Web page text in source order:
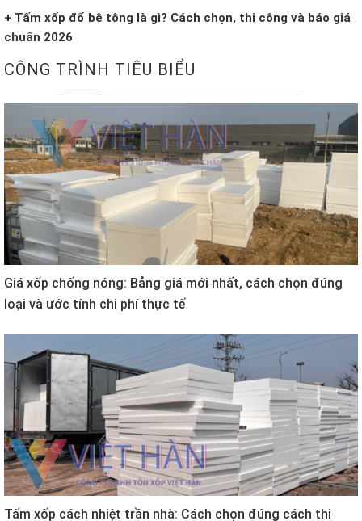
+ Tấm xốp đổ bê tông là gì? Cách chọn, thi công và báo giá
chuẩn 2026
CÔNG TRÌNH TIÊU BIỂU
Giá xốp chống nóng: Bảng giá mới nhất, cách chọn đúng
loại và ước tính chi phí thực tế
Tấm xốp cách nhiệt trần nhà: Cách chọn đúng cách thi